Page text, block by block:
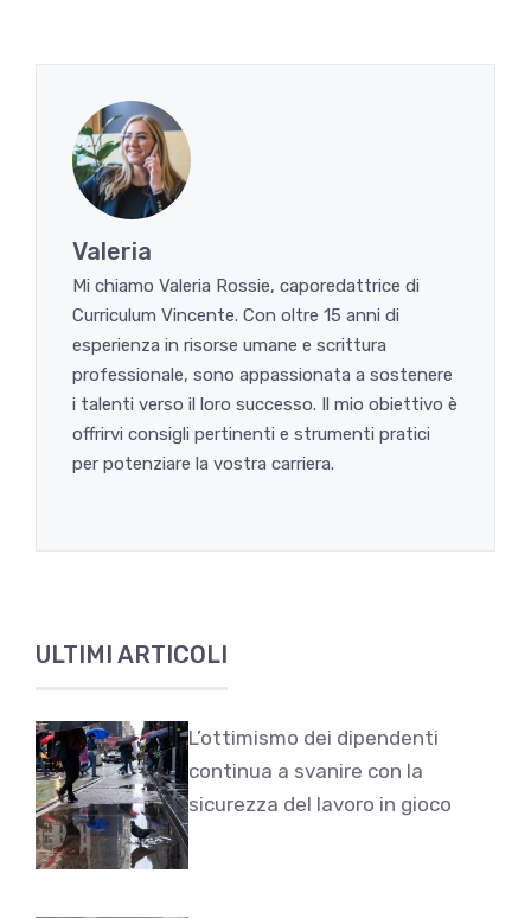
Valeria
Mi chiamo Valeria Rossie, caporedattrice di
Curriculum Vincente. Con oltre 15 anni di
esperienza in risorse umane e scrittura
professionale, sono appassionata a sostenere
i talenti verso il loro successo. Il mio obiettivo è
offrirvi consigli pertinenti e strumenti pratici
per potenziare la vostra carriera.
ULTIMI ARTICOLI
L’ottimismo dei dipendenti
continua a svanire con la
sicurezza del lavoro in gioco